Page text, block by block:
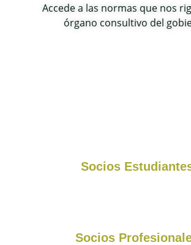
Accede a las normas que nos
órgano consultivo del
Socios
Socios